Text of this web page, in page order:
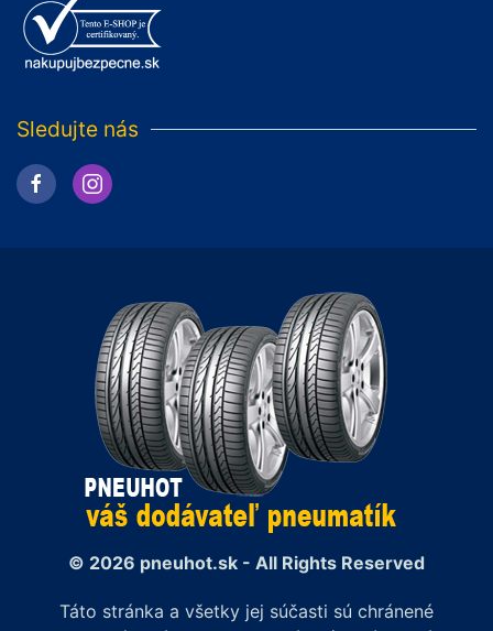
Sledujte nás
© 2026 pneuhot.sk - All Rights Reserved
Táto stránka a všetky jej súčasti sú chránené